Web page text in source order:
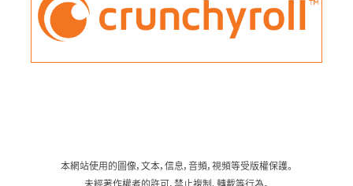
本網站使用的圖像，文本，信息，音頻，視頻等受版權保護。